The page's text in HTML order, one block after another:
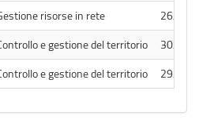
risorse in rete
26/03/
e gestione del territorio
30/12/
e gestione del territorio
29/12/